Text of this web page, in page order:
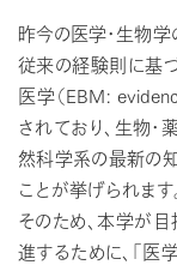
昨今の医学・生物学
従来の経験則に基
医学（EBM:
されており、生物
然科学系の最新の
ことが挙げられます
そのため、本学が
進するために、「医